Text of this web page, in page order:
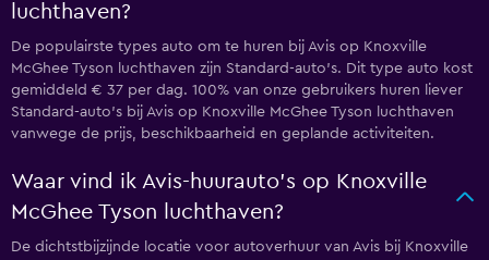
luchthaven?
De populairste types auto om te huren bij Avis op Knoxville
McGhee Tyson luchthaven zijn Standard-auto's. Dit type auto kost
gemiddeld € 37 per dag. 100% van onze gebruikers huren liever
Standard-auto's bij Avis op Knoxville McGhee Tyson luchthaven
vanwege de prijs, beschikbaarheid en geplande activiteiten.
Waar vind ik Avis-huurauto's op Knoxville
McGhee Tyson luchthaven?
De dichtstbijzijnde locatie voor autoverhuur van Avis bij Knoxville